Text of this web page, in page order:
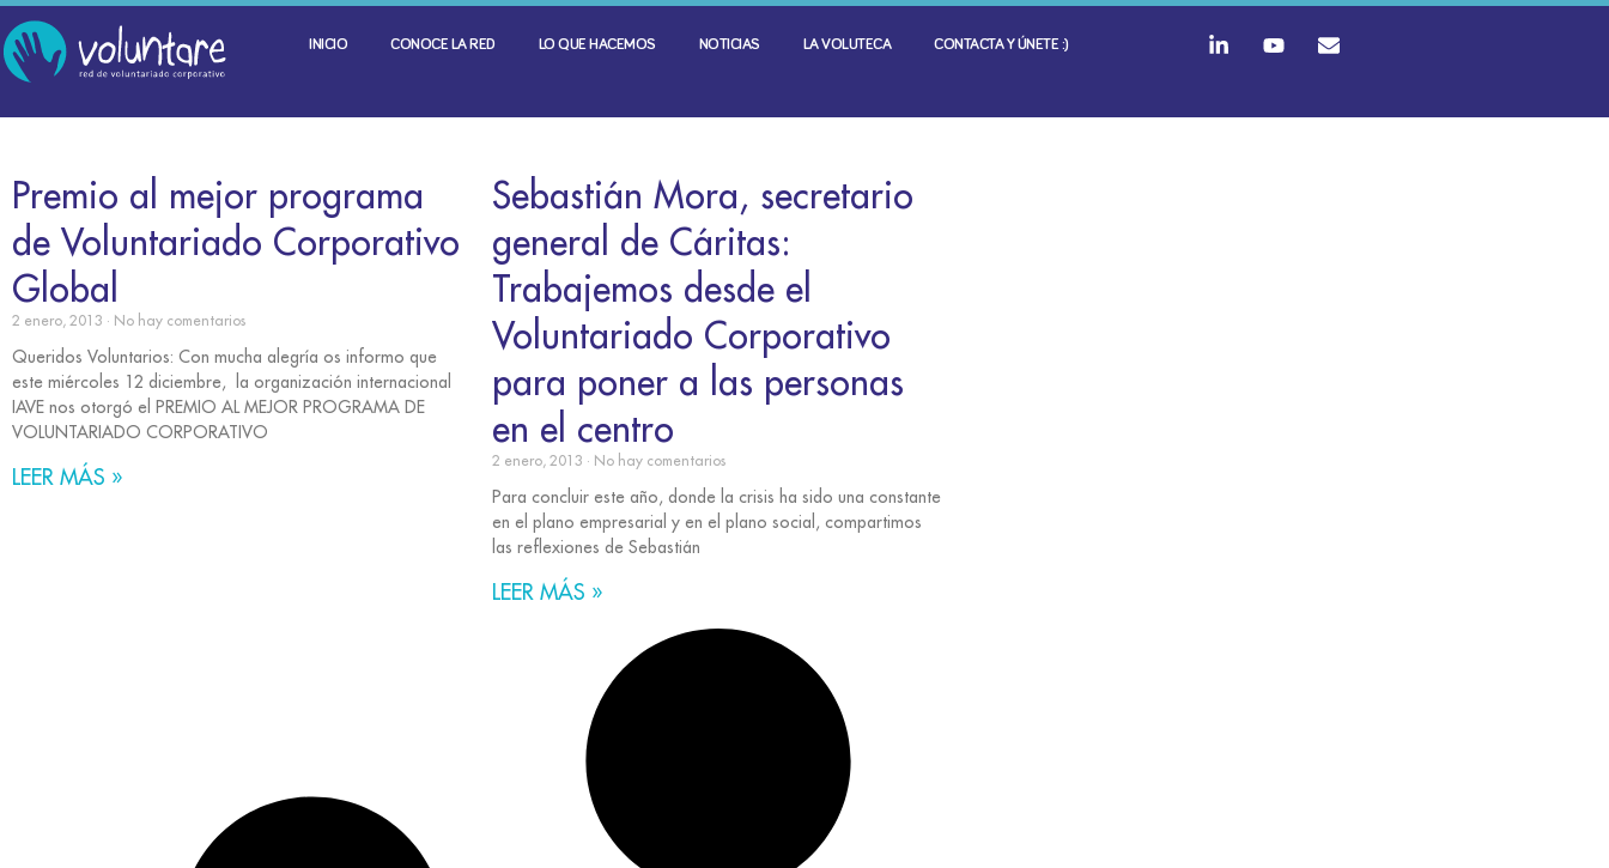
INICIO CONOCE LA RED LO QUE HACEMOS NOTICIAS LA VOLUTECA CONTACTA Y ÚNETE :)
Premio al mejor programa
de Voluntariado Corporativo
Global
2 enero, 2013 No hay comentarios
Queridos Voluntarios: Con mucha alegría os informo que
este miércoles 12 diciembre, la organización internacional
IAVE nos otorgó el PREMIO AL MEJOR PROGRAMA DE
VOLUNTARIADO CORPORATIVO
LEER MÁS »
Sebastián Mora, secretario
general de Cáritas:
Trabajemos desde el
Voluntariado Corporativo
para poner a las personas
en el centro
2 enero, 2013 No hay comentarios
Para concluir este año, donde la crisis ha sido una constante
en el plano empresarial y en el plano social, compartimos
las reflexiones de Sebastián
LEER MÁS »